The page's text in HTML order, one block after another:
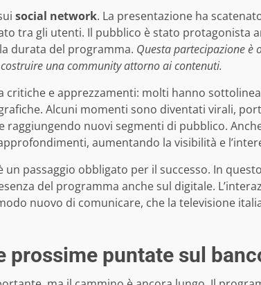
social network. La presentazione ha
tra gli utenti. Il pubblico è stato protagonista
durata del programma. Questa partecipazione è
una community attorno ai contenuti.
critiche e apprezzamenti: molti hanno
Alcuni momenti sono diventati virali,
raggiungendo nuovi segmenti di pubblico.
aumentando la visibilità e
un passaggio obbligato per il successo. In
del programma anche sul digitale.
nuovo di comunicare, che la televisione
prossime puntate sul